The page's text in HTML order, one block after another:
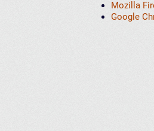
Mozilla
Google